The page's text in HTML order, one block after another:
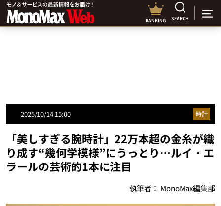
RANKING SEARCH
2025/10/14 15:00 時計
「美しすぎる腕時計」22万本超の金糸が織
り成す“幾何学模様”にうっとり…ルイ・エ
ラールの芸術的1本に注目
執筆者： MonoMax編集部